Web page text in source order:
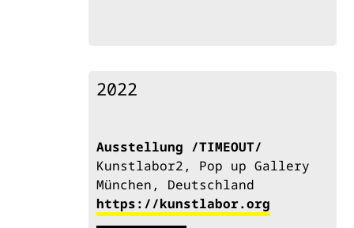
2022
Ausstellung /TIMEOUT/
Kunstlabor2, Pop up Gallery
München, Deutschland
https://kunstlabor.org